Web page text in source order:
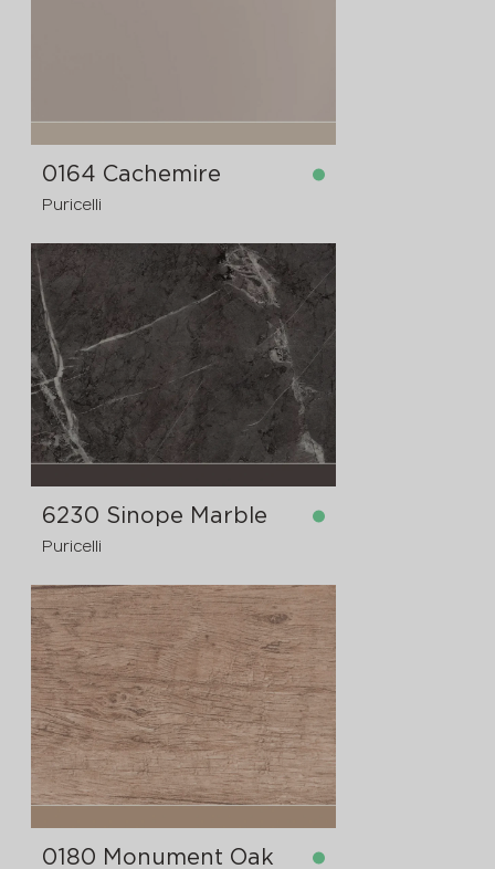
0164 Cachemire
Puricelli
4200x1300x12 mm dostupno
6230 Sinope Marble
Puricelli
4200x1300x12 mm dostupno
0180 Monument Oak